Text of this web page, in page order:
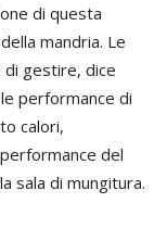
di questa
mandria. Le
gestire, dice
performance di
calori,
del
sala di mungitura.